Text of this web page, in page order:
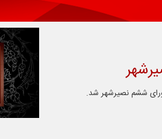
ششم نصیرشهر شد.